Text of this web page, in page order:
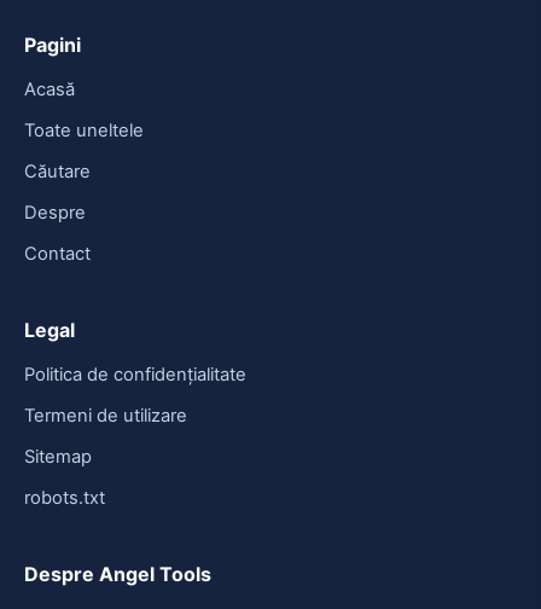
Pagini
Acasă
Toate uneltele
Căutare
Despre
Contact
Legal
Politica de confidențialitate
Termeni de utilizare
Sitemap
robots.txt
Despre Angel Tools